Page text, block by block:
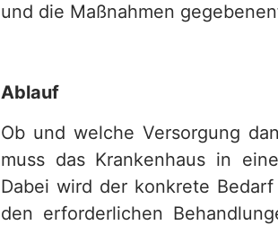
und die Maßnahmen
Ablauf
Ob und welche Versorgung
muss das Krankenhaus in
Dabei wird der konkrete
den erforderlichen